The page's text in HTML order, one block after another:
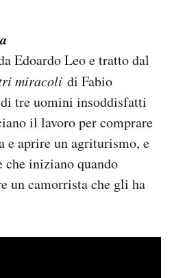
Edoardo Leo e tratto dal
miracoli di Fabio
tre uomini insoddisfatti
il lavoro per comprare
e aprire un agriturismo, e
iniziano quando
un camorrista che gli ha